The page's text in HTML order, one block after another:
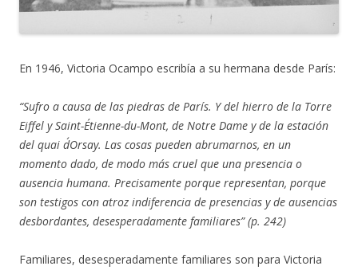
En 1946, Victoria Ocampo escribía a su hermana desde París:
“Sufro a causa de las piedras de París. Y del hierro de la Torre
Eiffel y Saint-Étienne-du-Mont, de Notre Dame y de la estación
del quai d´Orsay. Las cosas pueden abrumarnos, en un
momento dado, de modo más cruel que una presencia o
ausencia humana. Precisamente porque representan, porque
son testigos con atroz indiferencia de presencias y de ausencias
desbordantes, desesperadamente familiares” (p. 242)
Familiares, desesperadamente familiares son para Victoria